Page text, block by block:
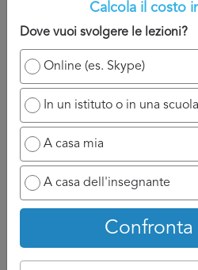
la domanda perché il
attimo di tempo per reagire e
Ovviamente se ha a
potrà chiamarvi appena
invece siete nell’attesa di
tempo di attesa un po più lungo
la risposta per Corso di Tedesco
Torna su
Calcola il costo
Dove vuoi svolgere le lezioni?
Online (es. Skype)
In un istituto o in una scuola
A casa mia
A casa dell'insegnante
Confronta